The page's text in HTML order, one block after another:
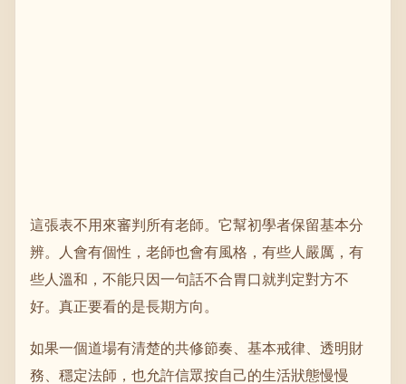
這張表不用來審判所有老師。它幫初學者保留基本分
辨。人會有個性，老師也會有風格，有些人嚴厲，有
些人溫和，不能只因一句話不合胃口就判定對方不
好。真正要看的是長期方向。
如果一個道場有清楚的共修節奏、基本戒律、透明財
務、穩定法師，也允許信眾按自己的生活狀態慢慢